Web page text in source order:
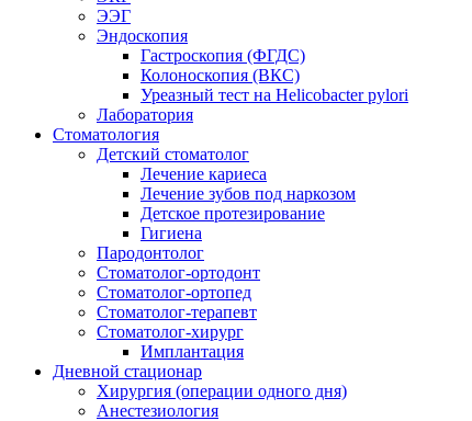
ЭЭГ
Эндоскопия
Гастроскопия (ФГДС)
Колоноскопия (ВКС)
Уреазный тест на Helicobacter pylori
Лаборатория
Стоматология
Детский стоматолог
Лечение кариеса
Лечение зубов под наркозом
Детское протезирование
Гигиена
Пародонтолог
Стоматолог-ортодонт
Стоматолог-ортопед
Стоматолог-терапевт
Стоматолог-хирург
Имплантация
Дневной стационар
Хирургия (операции одного дня)
Анестезиология